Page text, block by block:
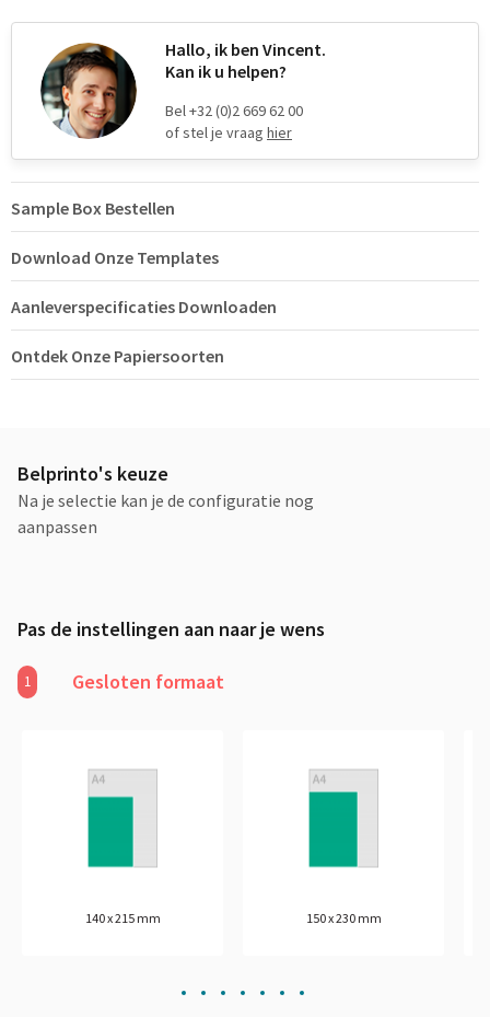
Hallo, ik ben Vincent.
Kan ik u helpen?
Bel +32 (0)2 669 62 00
of stel je vraag hier
Sample Box Bestellen
Download Onze Templates
Aanleverspecificaties Downloaden
Ontdek Onze Papiersoorten
Belprinto's keuze
Na je selectie kan je de configuratie nog
aanpassen
Pas de instellingen aan naar je wens
1 Gesloten formaat
140 x 215 mm 150 x 230 mm